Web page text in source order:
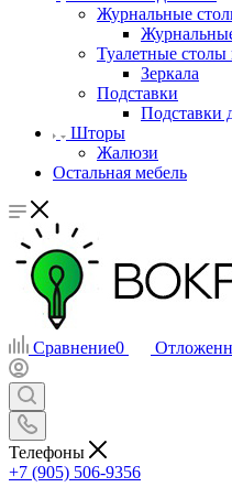
Журнальные
Туалетные
Зеркала
Подставки
Подставки
Шторы
Жалюзи
Остальная мебель
Сравнение0
Телефоны
+7 (905) 506-9356